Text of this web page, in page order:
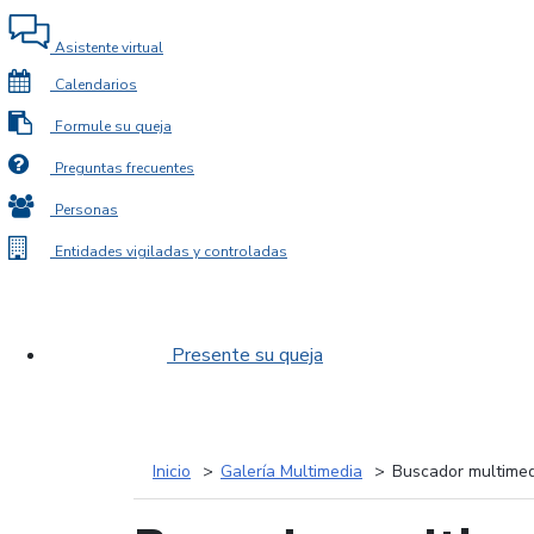
Asistente virtual
Calendarios
Formule su queja
Preguntas frecuentes
Personas
Entidades vigiladas y controladas
Presente su queja
Inicio Galería Multimedia Buscador